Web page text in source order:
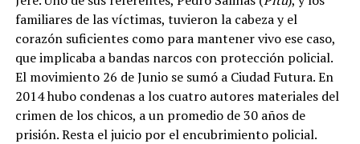
familiares de las víctimas, tuvieron la cabeza y el
corazón suficientes como para mantener vivo ese caso,
que implicaba a bandas narcos con protección policial.
El movimiento 26 de Junio se sumó a Ciudad Futura. En
2014 hubo condenas a los cuatro autores materiales del
crimen de los chicos, a un promedio de 30 años de
prisión. Resta el juicio por el encubrimiento policial.